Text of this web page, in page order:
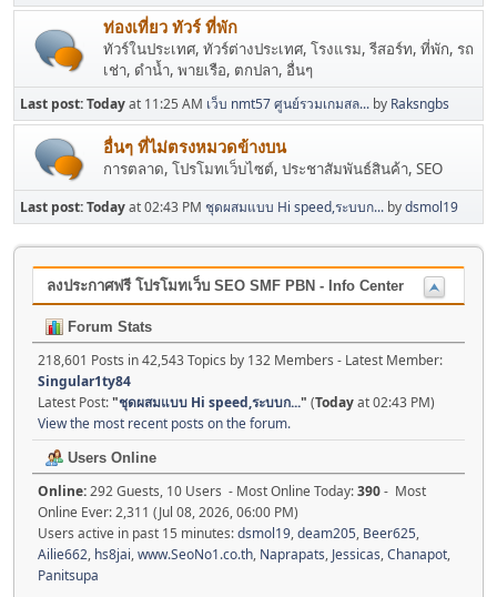
ท่องเที่ยว ทัวร์ ที่พัก
ทัวร์ในประเทศ, ทัวร์ต่างประเทศ, โรงแรม, รีสอร์ท, ที่พัก, รถ
เช่า, ดำน้ำ, พายเรือ, ตกปลา, อื่นๆ
Last post:Todayat 11:25 AM เว็บ nmt57 ศูนย์รวมเกมสล... by Raksngbs
อื่นๆ ที่ไม่ตรงหมวดข้างบน
การตลาด, โปรโมทเว็บไซต์, ประชาสัมพันธ์สินค้า, SEO
Last post:Todayat 02:43 PM ชุดผสมแบบ Hi speed,ระบบก... bydsmol19
ลงประกาศฟรี โปรโมทเว็บ SEO SMF PBN - Info Center
Forum Stats
218,601 Posts in 42,543 Topics by 132 Members - Latest Member:
Singular1ty84
Latest Post:"ชุดผสมแบบ Hi speed,ระบบก..." (Todayat 02:43 PM)
View the most recent posts on the forum.
Users Online
Online:292 Guests, 10 Users - Most Online Today:390- Most
Online Ever: 2,311 (Jul 08, 2026, 06:00 PM)
Users active in past 15 minutes:dsmol19,deam205, Beer625,
Ailie662, hs8jai,www.SeoNo1.co.th, Naprapats, Jessicas,Chanapot,
Panitsupa